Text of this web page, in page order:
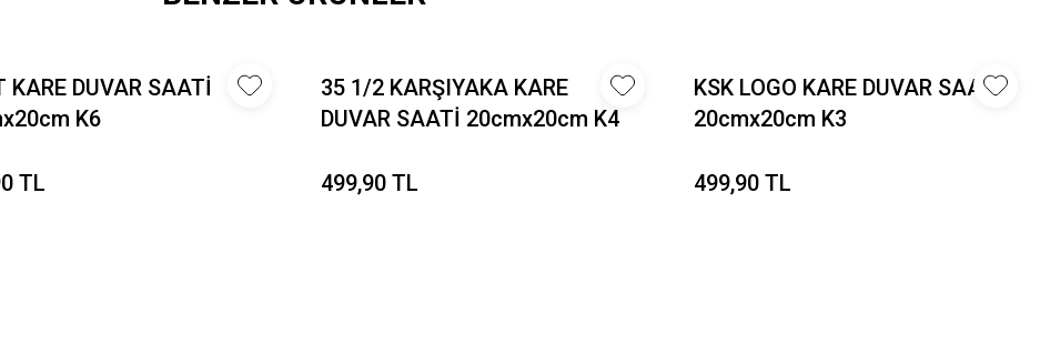
KARE DUVAR SAATİ
K6
TL
35 1/2 KARŞIYAKA KARE
DUVAR SAATİ 20cmx20cm K4
499,90 TL
KSK LOGO KARE DUVAR SAATİ
20cmx20cm K3
499,90 TL